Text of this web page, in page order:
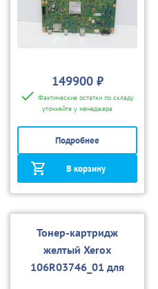
149900 ₽
Фактические остатки по складу
уточняйте у менеджера
Подробнее
В корзину
Тонер-картридж
желтый Xerox
106R03746_01 для